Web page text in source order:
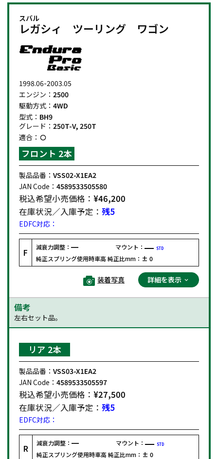
スバル
レガシィ ツーリング ワゴン
1998.06-2003.05
エンジン： 2500
駆動方式： 4WD
型式： BH9
グレード： 250T-V, 250T
適合：
フロント 2本
製品品番： VSS02-X1EA2
JAN Code： 4589533505580
税込希望小売価格： ¥46,200
在庫状況／入庫予定： 残5
EDFC対応：
F 減衰力調整： マウント： STD
純正スプリング使用時車高 純正比mm： ± 0
装着写真 詳細を表示
備考
左右セット品。
リア 2本
製品品番： VSS03-X1EA2
JAN Code： 4589533505597
税込希望小売価格： ¥27,500
在庫状況／入庫予定： 残5
EDFC対応：
R 減衰力調整： マウント： STD
純正スプリング使用時車高 純正比mm： ± 0